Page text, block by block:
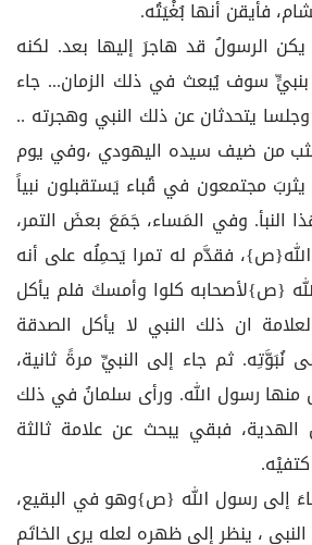
فأيقن أنها بُغْيَتُه.
الرسولُ قد هاجرَ إليها بعد. لكنه
بنبيٍّ سوف يُبعث في ذلك الزمان... جاء
يتحدثان عن ذلك النبي وهجرته ..
من ضيف سيده اليهودي ،وفي يوم
مجتمعون في قُباء يَستقبلون نبياً
النبأ. وفي المَساء، جَمَعَ بعضَ التمر،
فقدَّم له تمرا يَحمِلُه على أنه
{ص}لأصحابه كلوا وأمسكَ فلم يأكل
ان ذلك النبي لا يأكل الصدقة
نُبَوَّتِه. ثم جاء إلى النبيِّ مرةً ثانية،
منها رسول الله. ورأى سلمانُ في ذلك
الهدية، فبقي يبحث عن علامة ثالثة
إلى رسول الله {ص}وهو في البقيع،
، ينظر إلى ظهره لعله يرى الخاتَم